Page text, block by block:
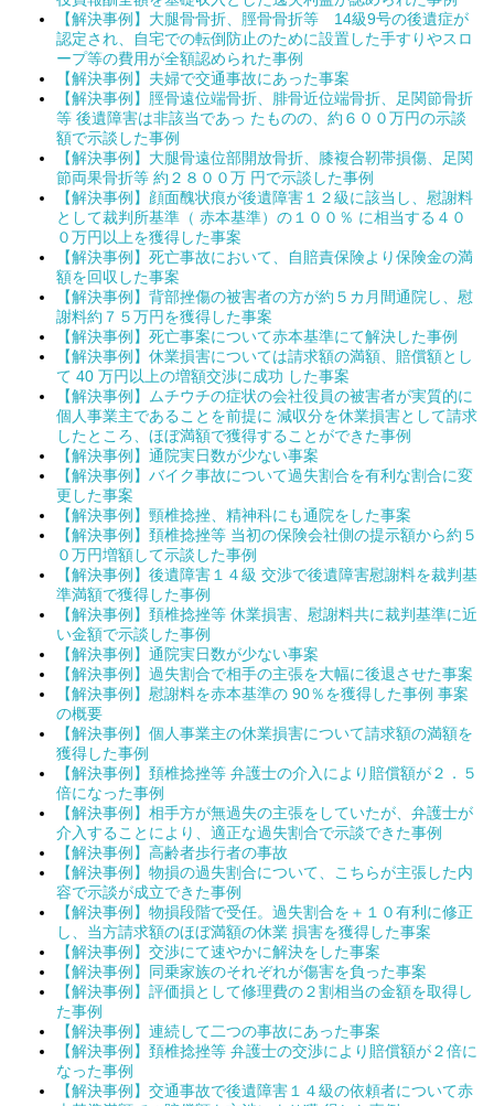
【解決事例】大腿骨骨折、脛骨骨折等 14級9号の後遺症が
認定され、自宅での転倒防止のために設置した手すりやスロ
ープ等の費用が全額認められた事例
【解決事例】夫婦で交通事故にあった事案
【解決事例】脛骨遠位端骨折、腓骨近位端骨折、足関節骨折
等 後遺障害は非該当であっ たものの、約６００万円の示談
額で示談した事例
【解決事例】大腿骨遠位部開放骨折、膝複合靭帯損傷、足関
節両果骨折等 約２８００万 円で示談した事例
【解決事例】顔面醜状痕が後遺障害１２級に該当し、慰謝料
として裁判所基準（ 赤本基準）の１００％ に相当する４０
０万円以上を獲得した事案
【解決事例】死亡事故において、自賠責保険より保険金の満
額を回収した事案
【解決事例】背部挫傷の被害者の方が約５カ月間通院し、慰
謝料約７５万円を獲得した事案
【解決事例】死亡事案について赤本基準にて解決した事例
【解決事例】休業損害については請求額の満額、賠償額とし
て 40 万円以上の増額交渉に成功 した事案
【解決事例】ムチウチの症状の会社役員の被害者が実質的に
個人事業主であることを前提に 減収分を休業損害として請求
したところ、ほぼ満額で獲得することができた事例
【解決事例】通院実日数が少ない事案
【解決事例】バイク事故について過失割合を有利な割合に変
更した事案
【解決事例】頸椎捻挫、精神科にも通院をした事案
【解決事例】頚椎捻挫等 当初の保険会社側の提示額から約５
０万円増額して示談した事例
【解決事例】後遺障害１４級 交渉で後遺障害慰謝料を裁判基
準満額で獲得した事例
【解決事例】頚椎捻挫等 休業損害、慰謝料共に裁判基準に近
い金額で示談した事例
【解決事例】通院実日数が少ない事案
【解決事例】過失割合で相手の主張を大幅に後退させた事案
【解決事例】慰謝料を赤本基準の 90％を獲得した事例 事案
の概要
【解決事例】個人事業主の休業損害について請求額の満額を
獲得した事例
【解決事例】頚椎捻挫等 弁護士の介入により賠償額が２．５
倍になった事例
【解決事例】相手方が無過失の主張をしていたが、弁護士が
介入することにより、適正な過失割合で示談できた事例
【解決事例】高齢者歩行者の事故
【解決事例】物損の過失割合について、こちらが主張した内
容で示談が成立できた事例
【解決事例】物損段階で受任。過失割合を＋１０有利に修正
し、当方請求額のほぼ満額の休業 損害を獲得した事案
【解決事例】交渉にて速やかに解決をした事案
【解決事例】同乗家族のそれぞれが傷害を負った事案
【解決事例】評価損として修理費の２割相当の金額を取得し
た事例
【解決事例】連続して二つの事故にあった事案
【解決事例】頚椎捻挫等 弁護士の交渉により賠償額が２倍に
なった事例
【解決事例】交通事故で後遺障害１４級の依頼者について赤